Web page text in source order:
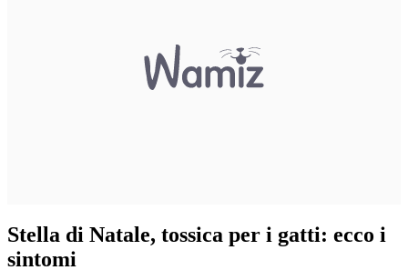
Stella di Natale, tossica per i gatti: ecco i
sintomi